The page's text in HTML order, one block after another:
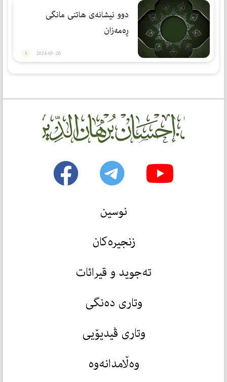
دوو نیشانەی هاتنی مانگی
ڕەمەزان
2024-03-26
نوسین
زنجیرەکان
تەجوید و قیرائات
وتاری دەنگی
وتاری ڤیدیۆیی
وەڵامدانەوە